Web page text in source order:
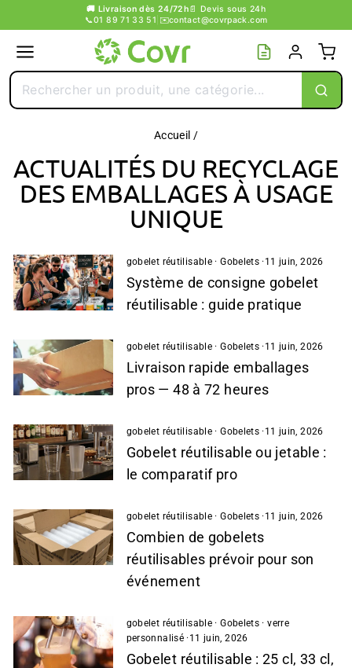
contenu
🚚 Livraison dès 24/72h📄 Devis sous 24h
📞01 89 71 33 51 ✉️contact@covrpack.com
Accueil /
ACTUALITÉS DU RECYCLAGE
DES EMBALLAGES À USAGE
UNIQUE
gobelet réutilisable ·Gobelets ·11 juin, 2026
Système de consigne gobelet
réutilisable : guide pratique
gobelet réutilisable ·Gobelets ·11 juin, 2026
Livraison rapide emballages
pros — 48 à 72 heures
gobelet réutilisable ·Gobelets ·11 juin, 2026
Gobelet réutilisable ou jetable :
le comparatif pro
gobelet réutilisable ·Gobelets ·11 juin, 2026
Combien de gobelets
réutilisables prévoir pour son
événement
gobelet réutilisable ·Gobelets ·verre
personnalisé ·11 juin, 2026
Gobelet réutilisable : 25 cl, 33 cl,